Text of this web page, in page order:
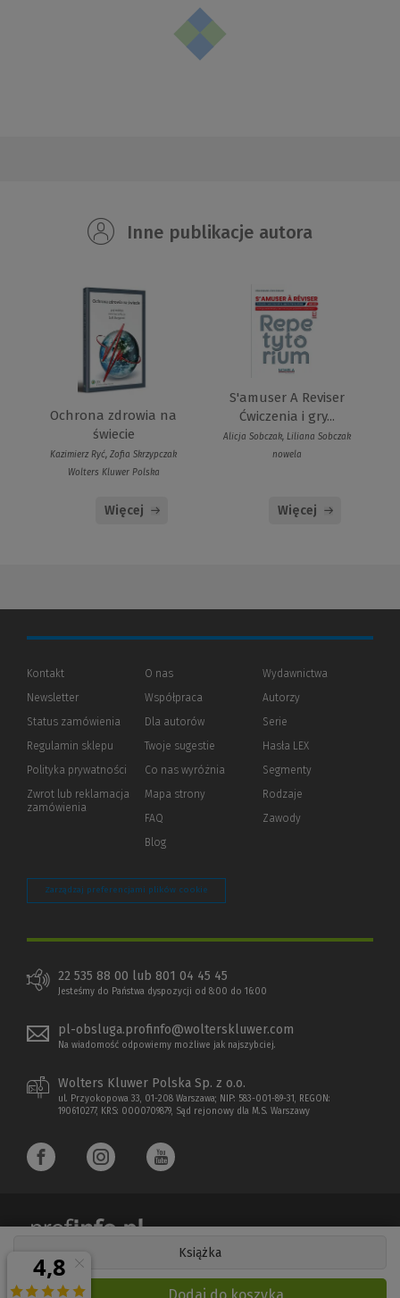
Książka
Inne publikacje autora
Ochrona zdrowia na
świecie
Kazimierz Ryć, Zofia Skrzypczak
Wolters Kluwer Polska
Więcej
S'amuser A Reviser
Ćwiczenia i gry...
Alicja Sobczak, Liliana Sobczak
nowela
Więcej
Kontakt
Newsletter
Status zamówienia
Regulamin sklepu
Polityka prywatności (Nowe
(Link
innej
Zwrot lub reklamacja
zamówienia
O nas
Współpraca
Dla autorów(Nowe
(Link
innej
Twoje sugestie
Co nas wyróżnia
Mapa strony
FAQ
Blog
Wydawnictwa
Autorzy
Serie
Hasła LEX
Segmenty
Rodzaje
Zawody
Zarządzaj preferencjami plików cookie
22 535 88 00 lub 801 04 45 45
Jesteśmy do Państwa dyspozycji od 8:00 do 16:00
pl-obsluga.profinfo@wolterskluwer.com
Na wiadomość odpowiemy możliwe jak najszybciej.
Wolters Kluwer Polska Sp. z o.o.
ul. Przyokopowa 33, 01-208 Warszawa; NIP: 583-001-89-31, REGON:
190610277, KRS: 0000709879, Sąd rejonowy dla M.S. Warszawy
Copyright 1997 - 2026 Wolters Kluwer Polska Sp. z o.o.